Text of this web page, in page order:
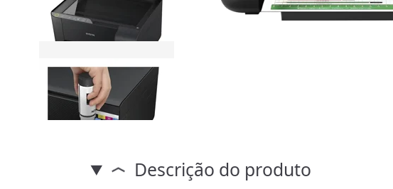
Descrição do produto